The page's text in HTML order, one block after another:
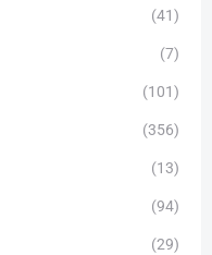
(41)
(7)
(101)
(356)
(13)
(94)
(29)